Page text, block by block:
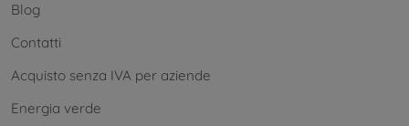
Blog
Contatti
Acquisto senza IVA per aziende
Energia verde